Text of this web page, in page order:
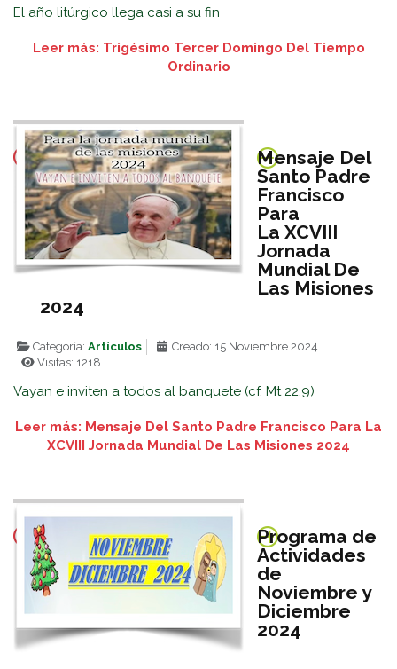
El año litúrgico llega casi a su fin
Leer más: Trigésimo Tercer Domingo Del Tiempo
Ordinario
Mensaje Del
Santo Padre
Francisco
Para
La XCVIII
Jornada
Mundial De
Las Misiones
2024
Categoría:Artículos
Creado: 15 Noviembre 2024
Visitas: 1218
Vayan e inviten a todos al banquete (cf. Mt 22,9)
Leer más: Mensaje Del Santo Padre Francisco Para La
XCVIII Jornada Mundial De Las Misiones 2024
Programa de
Actividades
de
Noviembre y
Diciembre
2024